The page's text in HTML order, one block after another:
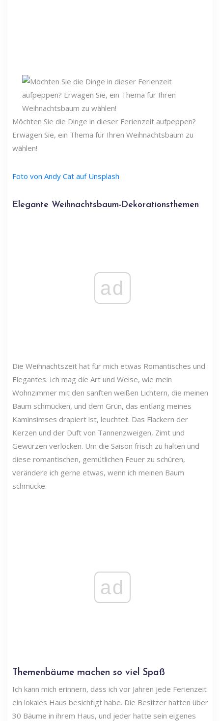
Möchten Sie die Dinge in dieser Ferienzeit aufpeppen?
Erwägen Sie, ein Thema für Ihren Weihnachtsbaum zu
wählen!
Foto von Andy Cat auf Unsplash
Elegante Weihnachtsbaum-Dekorationsthemen
ad
Die Weihnachtszeit hat für mich etwas Romantisches und
Elegantes. Ich mag die Art und Weise, wie mein
Wohnzimmer mit den sanften weißen Lichtern, die meinen
Baum schmücken, und dem Grün, das entlang meines
Kaminsimses drapiert ist, leuchtet. Das Flackern der
Kerzen und der Duft von Tannenzweigen, Zimt und
Gewürzen verlocken. Um die Saison frisch zu halten und
diese romantischen, gemütlichen Feuer zu schüren,
verändere ich gerne etwas, wenn ich meinen Baum
schmücke.
ad
Themenbäume machen so viel Spaß
Ich kann mich erinnern, dass ich vor Jahren jede Ferienzeit
ein lokales Haus besichtigt habe. Die Besitzer hatten über
30 Bäume in ihrem Haus, und jeder hatte sein eigenes